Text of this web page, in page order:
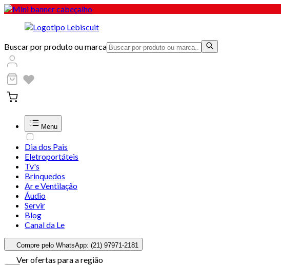
Buscar por produto ou marca
Menu
Dia dos Pais
Eletroportáteis
Tv's
Brinquedos
Ar e Ventilação
Áudio
Servir
Blog
Canal da Le
Compre pelo WhatsApp: (21) 97971-2181
Ver ofertas para a região